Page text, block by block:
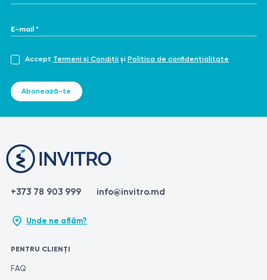
E-mail *
Accept Termeni și Condiții și Politica de confidențialitate
Abonează-te
+373 78 903 999 info@invitro.md
Unde ne aflăm?
PENTRU CLIENȚI
FAQ